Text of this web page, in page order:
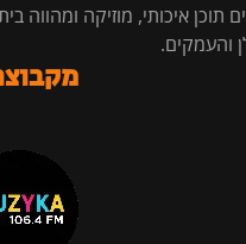
תוכן איכותי, מוזיקה ומהווה
והעמקים.